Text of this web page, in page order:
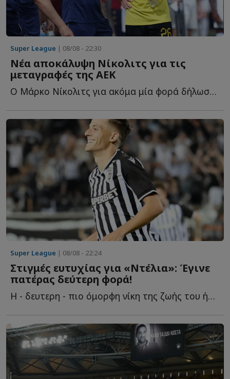
Super League | 08/08 - 22:30
Νέα αποκάλυψη Νίκολιτς για τις
μεταγραφές της ΑΕΚ
Ο Μάρκο Νίκολιτς για ακόμα μία φορά δήλωσε... θετικός γ...
Super League | 08/08 - 22:24
Στιγμές ευτυχίας για «Ντέλια»: Έγινε
πατέρας δεύτερη φορά!
Η - δευτερη - πιο όμορφη νίκη της ζωής του ήρθε μακριά α...